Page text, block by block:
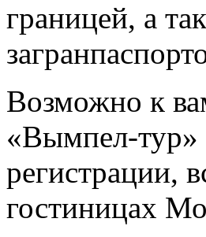
границей, а
Возможно к
«Вымпел-тур»
регистрации,
гостиницах